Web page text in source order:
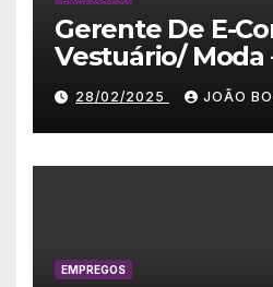
Gerente De E-
Vestuário/ Moda
28/02/2025 JOÃO
EMPREGOS